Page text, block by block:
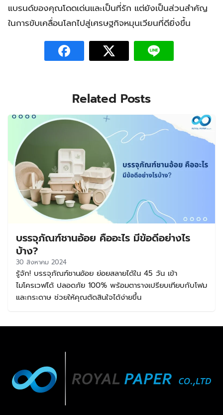
แบรนด์ของคุณโดดเด่นและเป็นที่รัก แต่ยังเป็นส่วนสำคัญ
ในการขับเคลื่อนโลกไปสู่เศรษฐกิจหมุนเวียนที่ดียิ่งขึ้น
Related Posts
บรรจุภัณฑ์ชานอ้อย คืออะไร มีข้อดีอย่างไร
บ้าง?
30 สิงหาคม 2024
รู้จัก! บรรจุภัณฑ์ชานอ้อย ย่อยสลายได้ใน 45 วัน เข้า
ไมโครเวฟได้ ปลอดภัย 100% พร้อมตารางเปรียบเทียบกับโฟม
และกระดาษ ช่วยให้คุณตัดสินใจได้ง่ายขึ้น